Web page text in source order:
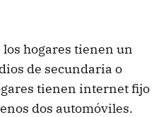
los hogares tienen un
de secundaria o
tienen internet fijo
dos automóviles.